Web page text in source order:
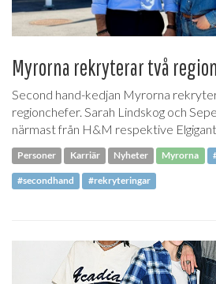
Myrorna rekryterar två
Second hand-kedjan Myrorna
regionchefer. Sarah Lindskog och
närmast från H&M respektive
Personer Karriär Nyheter Myrorna
#secondhand #rekryteringar